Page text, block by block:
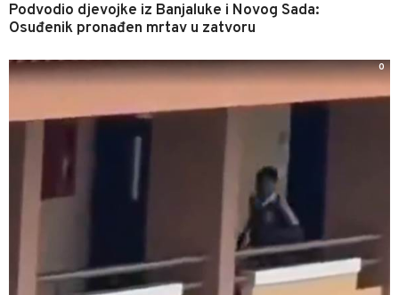
Podvodio djevojke iz Banjaluke i Novog Sada:
Osuđenik pronađen mrtav u zatvoru
0